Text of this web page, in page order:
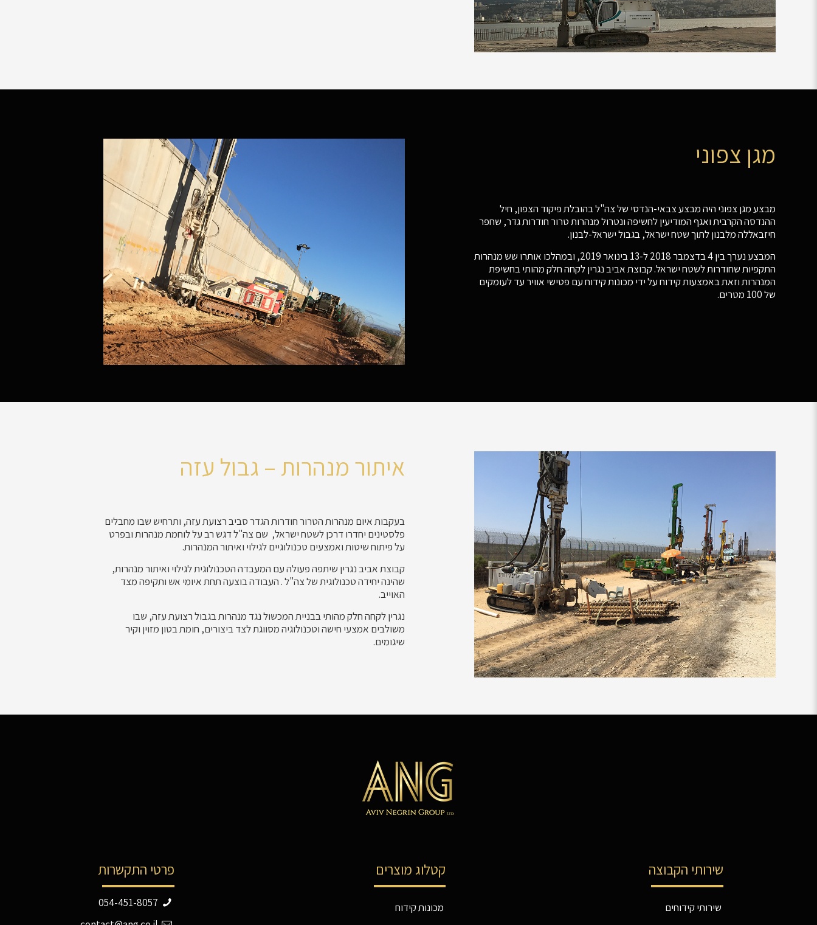
מגן צפוני
מבצע מגן צפוני היה מבצע צבאי-הנדסי של צה"ל בהובלת פיקוד הצפון, חיל
ההנדסה הקרבית ואגף המודיעין לחשיפה ונטרול מנהרות טרור חודרות גדר, שחפר
חיזבאללה מלבנון לתוך שטח ישראל, בגבול ישראל-לבנון.
המבצע נערך בין 4 בדצמבר 2018 ל-13 בינואר 2019, ובמהלכו אותרו שש מנהרות
התקפיות שחודרות לשטח ישראל. קבוצת אביב נגרין לקחה חלק מהותי בחשיפת
המנהרות וזאת באמצעות קידוח על ידי מכונות קידוח עם פטישי אוויר עד לעומקים
של 100 מטרים.
איתור מנהרות – גבול עזה
בעקבות איום מנהרות הטרור חודרות הגדר סביב רצועת עזה, ותרחיש שבו מחבלים
פלסטינים יחדרו דרכן לשטח ישראל, שם צה"ל דגש רב על לוחמת מנהרות ובפרט
על פיתוח שיטות ואמצעים טכנולוגיים לגילוי ואיתור המנהרות.
קבוצת אביב נגרין שיתפה פעולה עם המעבדה הטכנולוגית לגילוי ואיתור מנהרות,
שהינה יחידה טכנולוגית של צה"ל . העבודה בוצעה תחת איומי אש ותקיפה מצד
האוייב.
נגרין לקחה חלק מהותי בבניית המכשול נגד מנהרות בגבול רצועת עזה, שבו
משולבים אמצעי חישה וטכנולוגיה מסווגת לצד ביצורים, חומת בטון מזוין וקיר
שיגומים.
שירותי הקבוצה
שירותי קידוחים
קטלוג מוצרים
מכונות קידוח
פרטי התקשרות
054-451-8057